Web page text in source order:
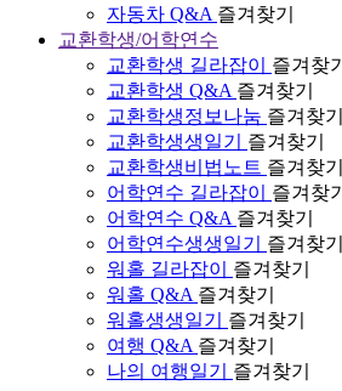
자동차 Q&A 즐겨찾기
교환학생/어학연수
교환학생 길라잡이
즐겨찾기
교환학생 Q&A 즐겨찾기
교환학생정보나눔 즐겨찾기
교환학생생일기
즐겨찾기
교환학생비법노트 즐겨찾기
어학연수 길라잡이
즐겨찾기
어학연수 Q&A 즐겨찾기
어학연수생생일기
즐겨찾기
워홀 길라잡이
즐겨찾기
워홀 Q&A 즐겨찾기
워홀생생일기
즐겨찾기
여행 Q&A 즐겨찾기
나의 여행일기
즐겨찾기